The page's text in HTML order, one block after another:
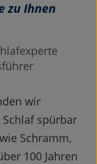
zu Ihnen
wir
spürbar
Schramm,
100 Jahren